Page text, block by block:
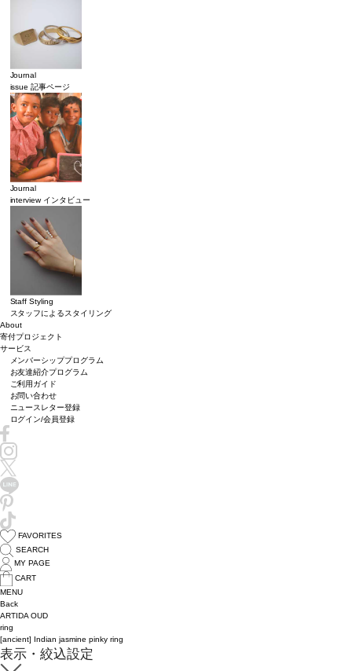
Journal
issue 記事ページ
Journal
interview インタビュー
Staff Styling
スタッフによるスタイリング
About
寄付プロジェクト
サービス
メンバーシッププログラム
お友達紹介プログラム
ご利用ガイド
お問い合わせ
ニュースレター登録
ログイン/会員登録
FAVORITES
SEARCH
MY PAGE
CART
MENU
Back
ARTIDA OUD
ring
[ancient] Indian jasmine pinky ring
表示・絞込設定